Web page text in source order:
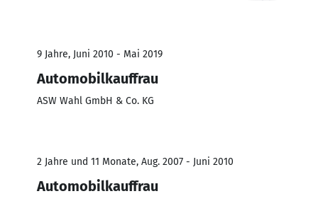
9 Jahre, Juni 2010 - Mai 2019
Automobilkauffrau
ASW Wahl GmbH & Co. KG
2 Jahre und 11 Monate, Aug. 2007 - Juni 2010
Automobilkauffrau